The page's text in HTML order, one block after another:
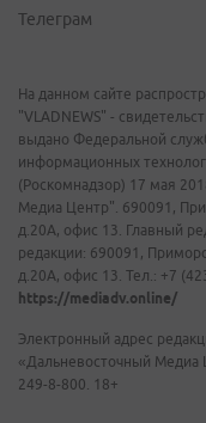
Телеграм
На данном сайте
"VLADNEWS" -
выдано Федеральной
информационных
(Роскомнадзор) 17 мая
Медиа Центр". 690091,
д.20А, офис 13. Главный
редакции: 690091,
д.20А, офис 13. Тел.: +7
https://mediadv.online/
Электронный адрес
«Дальневосточный Медиа
249-8-800. 18+